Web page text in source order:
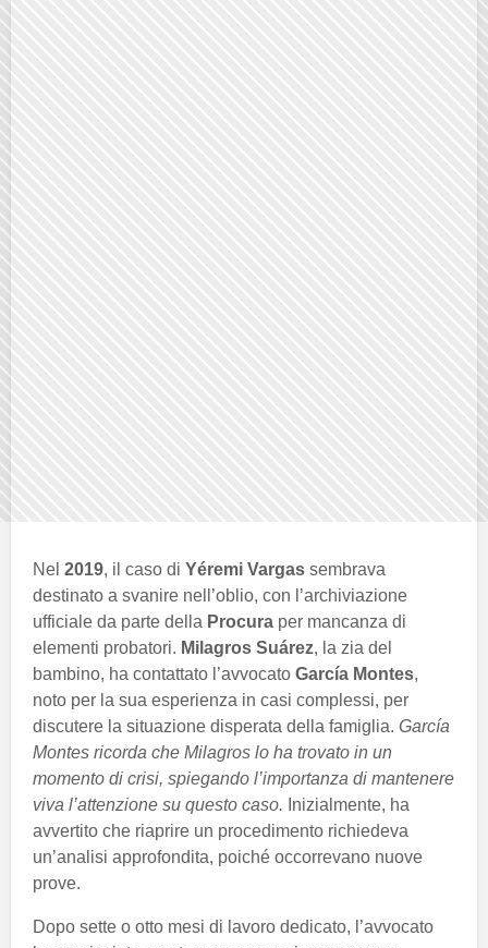
Nel 2019, il caso di Yéremi Vargas sembrava
destinato a svanire nell’oblio, con l’archiviazione
ufficiale da parte della Procura per mancanza di
elementi probatori. Milagros Suárez, la zia del
bambino, ha contattato l’avvocato García Montes,
noto per la sua esperienza in casi complessi, per
discutere la situazione disperata della famiglia. García
Montes ricorda che Milagros lo ha trovato in un
momento di crisi, spiegando l’importanza di mantenere
viva l’attenzione su questo caso. Inizialmente, ha
avvertito che riaprire un procedimento richiedeva
un’analisi approfondita, poiché occorrevano nuove
prove.
Dopo sette o otto mesi di lavoro dedicato, l’avvocato